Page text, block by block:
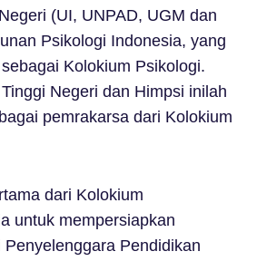
(UI, UNPAD, UGM dan
Psikologi Indonesia, yang
Kolokium Psikologi.
Negeri dan Himpsi inilah
pemrakarsa dari Kolokium
dari Kolokium
untuk mempersiapkan
Penyelenggara Pendidikan